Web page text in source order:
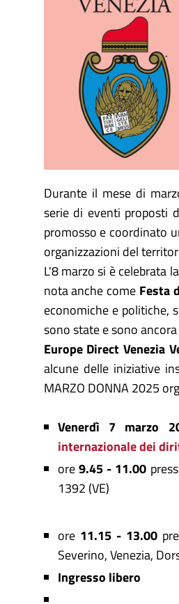
Durante il mese di
serie di eventi proposti
promosso e coordinato
organizzazioni del
L'8 marzo si è celebrata
nota anche come Festa
economiche e politiche,
sono state e sono
Europe Direct Venezia
alcune delle iniziative
MARZO DONNA 2025
Venerdì 7 marzo
internazionale dei
ore9.45 - 11.00
1392 (VE)
ore 11.15 - 13.00
Severino, Venezia,
Ingresso libero